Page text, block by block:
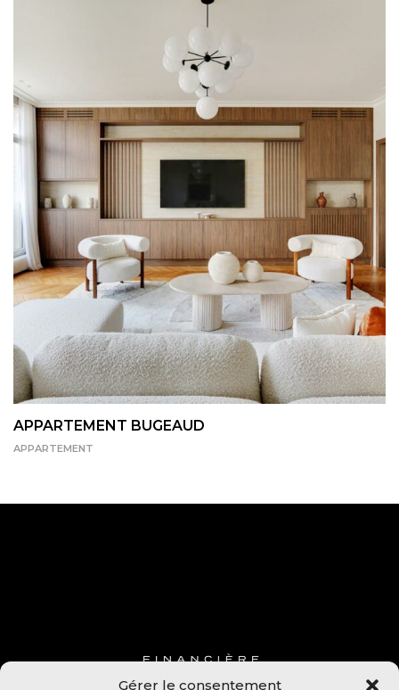
Gérer le consentement
APPARTEMENT BUGEAUD
APPARTEMENT